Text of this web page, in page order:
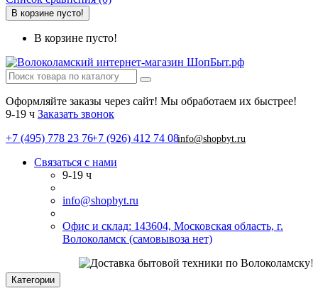
В корзине пусто!
В корзине пусто!
Оформляйте заказы через сайт! Мы обработаем их быстрее!
9-19 ч Заказать звонок
+7 (495) 778 23 76+7 (926) 412 74 08info@shopbyt.ru
Связаться с нами
9-19 ч
info@shopbyt.ru
Офис и склад: 143604, Московская область, г.
Волоколамск (самовывоза нет)
Категории